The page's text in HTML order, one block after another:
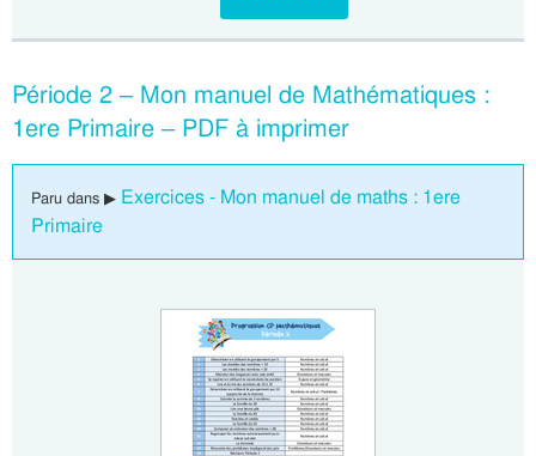
Période 2 – Mon manuel de Mathématiques :
1ere Primaire – PDF à imprimer
Paru dans ▶ Exercices - Mon manuel de maths : 1ere
Primaire